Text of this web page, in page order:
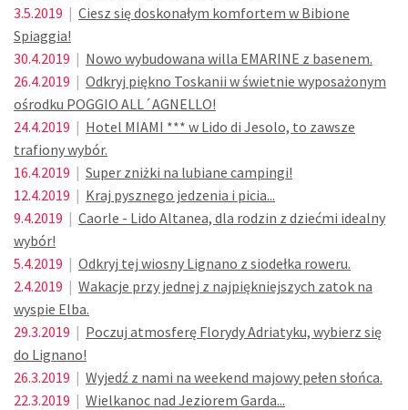
3.5.2019 | Ciesz się doskonałym komfortem w Bibione
Spiaggia!
30.4.2019 | Nowo wybudowana willa EMARINE z basenem.
26.4.2019 | Odkryj piękno Toskanii w świetnie wyposażonym
ośrodku POGGIO ALL´AGNELLO!
24.4.2019 | Hotel MIAMI *** w Lido di Jesolo, to zawsze
trafiony wybór.
16.4.2019 | Super zniżki na lubiane campingi!
12.4.2019 | Kraj pysznego jedzenia i picia...
9.4.2019 | Caorle - Lido Altanea, dla rodzin z dziećmi idealny
wybór!
5.4.2019 | Odkryj tej wiosny Lignano z siodełka roweru.
2.4.2019 | Wakacje przy jednej z najpiękniejszych zatok na
wyspie Elba.
29.3.2019 | Poczuj atmosferę Florydy Adriatyku, wybierz się
do Lignano!
26.3.2019 | Wyjedź z nami na weekend majowy pełen słońca.
22.3.2019 | Wielkanoc nad Jeziorem Garda...